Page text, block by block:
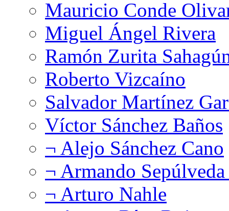
Mauricio Conde
Miguel Ángel Rivera
Ramón Zurita
Roberto Vizcaíno
Salvador Martínez
Víctor Sánchez Baños
¬ Alejo Sánchez Cano
¬ Armando
¬ Arturo Nahle